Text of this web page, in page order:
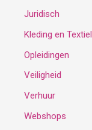
Juridisch
Kleding en Textiel
Opleidingen
Veiligheid
Verhuur
Webshops